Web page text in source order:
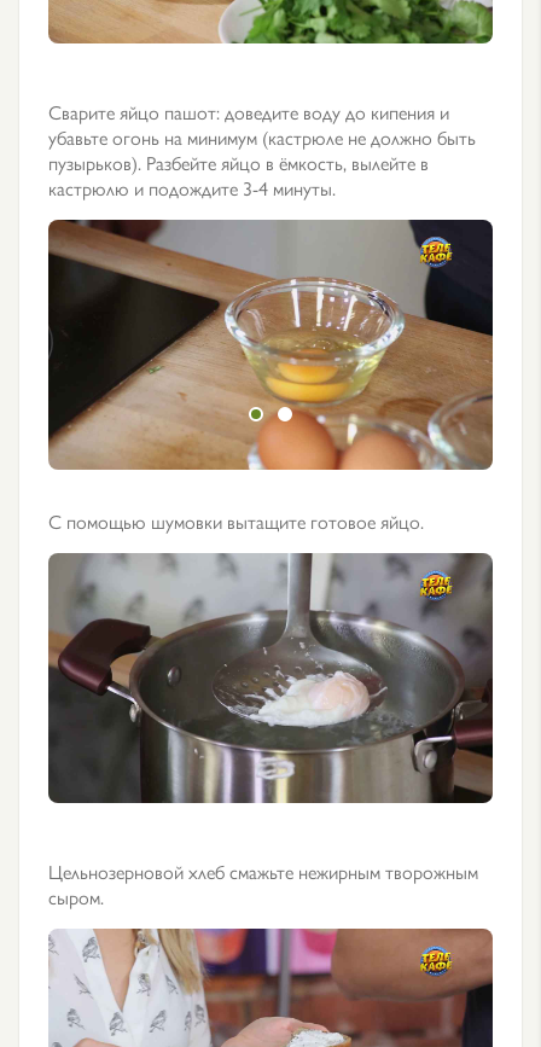
Сварите яйцо пашот: доведите воду до кипения и
убавьте огонь на минимум (кастрюле не должно быть
пузырьков). Разбейте яйцо в ёмкость, вылейте в
кастрюлю и подождите 3-4 минуты.
С помощью шумовки вытащите готовое яйцо.
Цельнозерновой хлеб смажьте нежирным творожным
сыром.